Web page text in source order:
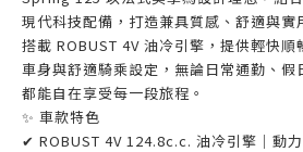
現代科技配備，打造兼具質感、舒適與實
搭載 ROBUST 4V 油冷引擎，提供輕快
車身與舒適騎乘設定，無論日常通勤、假
都能自在享受每一段旅程。
✨ 車款特色
✔ ROBUST 4V 124.8c.c. 油冷引擎｜動